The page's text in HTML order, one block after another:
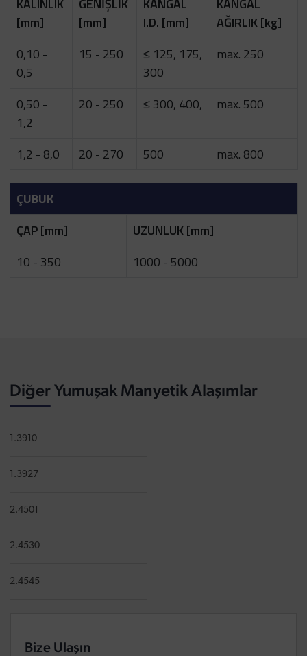
KALINLIK
[mm]
GENİŞLİK
[mm]
KANGAL
I.D. [mm]
KANGAL
AĞIRLIK [kg]
0,10 -
0,5
15 - 250
≤ 125, 175,
300
max. 250
0,50 -
1,2
20 - 250 ≤ 300, 400, max. 500
1,2 - 8,0 20 - 270 500 max. 800
ÇUBUK
ÇAP [mm]
UZUNLUK [mm]
10 - 350
1000 - 5000
Diğer Yumuşak Manyetik Alaşımlar
1.3910
1.3927
2.4501
2.4530
2.4545
Bize Ulaşın